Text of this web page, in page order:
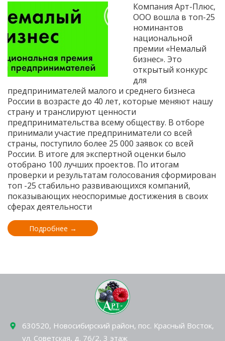
Компания Арт-Плюс,
ООО вошла в топ-25
номинантов
национальной
премии «Немалый
бизнес». Это
открытый конкурс
для
предпринимателей малого и среднего бизнеса
России в возрасте до 40 лет, которые меняют нашу
страну и транслируют ценности
предпринимательства всему обществу. В отборе
принимали участие предприниматели со всей
страны, поступило более 25 000 заявок со всей
России. В итоге для экспертной оценки было
отобрано 100 лучших проектов. По итогам
проверки и результатам голосования сформирован
топ -25 стабильно развивающихся компаний,
показывающих неоспоримые достижения в своих
сферах деятельности
Подробнее →
630520, Новосибирский район, пос. Красный Восток,
ул. Советская, д. 76/2, 3 этаж